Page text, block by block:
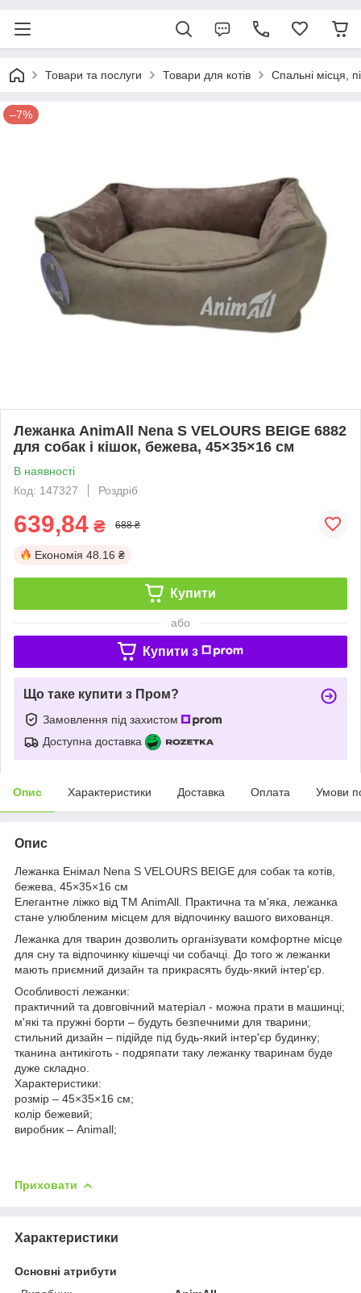
Товари та послуги Товари для котів Спальні місця,
–7%
Лежанка AnimAll Nena S VELOURS BEIGE 6882
для собак і кішок, бежева, 45×35×16 см
В наявності
Код: 147327
Роздріб
639,84 ₴ 688 ₴
Економія 48.16 ₴
Купити
або
Купити з
Що таке купити з Пром?
Замовлення під захистом
Доступна доставка
Опис Характеристики Доставка Оплата Умови
Опис
Лежанка Енімал Nena S VELOURS BEIGE для собак та котів,
бежева, 45×35×16 см
Елегантне ліжко від ТМ AnimAll. Практична та м'яка, лежанка
стане улюбленим місцем для відпочинку вашого вихованця.
Лежанка для тварин дозволить організувати комфортне місце
для сну та відпочинку кішечці чи собачці. До того ж лежанки
мають приємний дизайн та прикрасять будь-який інтер'єр.
Особливості лежанки:
практичний та довговічний матеріал - можна прати в машинці;
м'які та пружні борти – будуть безпечними для тварини;
стильний дизайн – підійде під будь-який інтер'єр будинку;
тканина антикіготь - подряпати таку лежанку тваринам буде
дуже складно.
Характеристики:
розмір – 45×35×16 см;
колір бежевий;
виробник – Animall;
Приховати
Характеристики
Основні атрибути